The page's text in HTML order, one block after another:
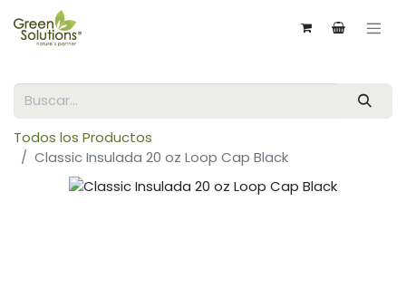
Todos los Productos
Classic Insulada 20 oz Loop Cap Black